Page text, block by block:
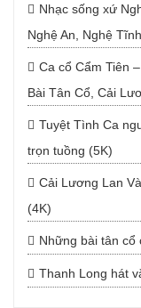
Nhạc sống xứ
Nghệ An, Nghệ
Ca cổ Cẩm Tiên
Bài Tân Cổ, Cải
Tuyệt Tình Ca
trọn tuồng (5K)
Cải Lương Lan
(4K)
Những bài tân cổ
Thanh Long hát